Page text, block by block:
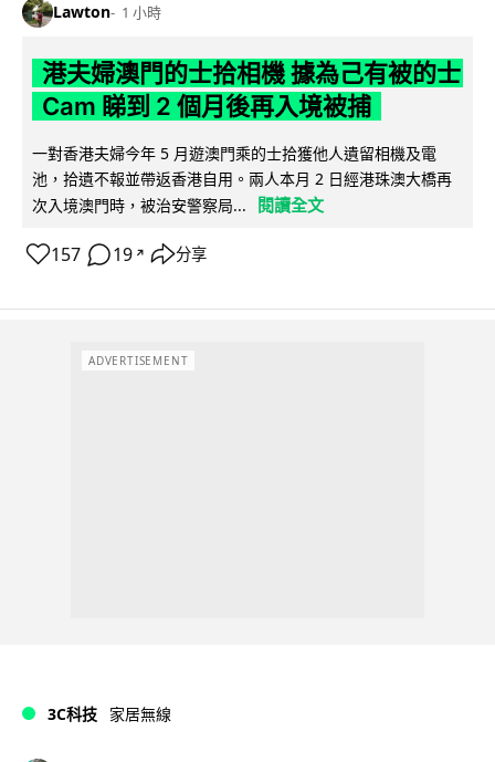
Lawton 1 小時
港夫婦澳門的士拾相機 據為己有被的士
Cam 睇到 2 個月後再入境被捕
一對香港夫婦今年 5 月遊澳門乘的士拾獲他人遺留相機及電
池，拾遺不報並帶返香港自用。兩人本月 2 日經港珠澳大橋再
次入境澳門時，被治安警察局...
閱讀全文
157 19 ↗ 分享
ADVERTISEMENT
3C科技 家居無線